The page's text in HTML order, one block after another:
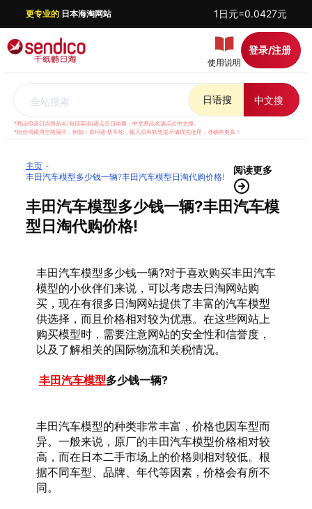
更专业的日本海淘网站 1日元=0.0427元
使用说明
登录/注册
全站搜索 日语搜 中文搜
*商品ID及日语商品名(包括英语)请点击日语搜；中文商品名请点击中文搜。
*组合词请用空格隔开，例如：喜玛诺 纺车轮，输入后有联想提示请优先使用，准确率更高！
主页
丰田汽车模型多少钱一辆?丰田汽车模型日淘代购价格!
阅读更多
丰田汽车模型多少钱一辆?丰田汽车模
型日淘代购价格!
丰田汽车模型多少钱一辆?对于喜欢购买丰田汽车
模型的小伙伴们来说，可以考虑去日淘网站购
买，现在有很多日淘网站提供了丰富的汽车模型
供选择，而且价格相对较为优惠。在这些网站上
购买模型时，需要注意网站的安全性和信誉度，
以及了解相关的国际物流和关税情况。
丰田汽车模型多少钱一辆?
丰田汽车模型的种类非常丰富，价格也因车型而
异。一般来说，原厂的丰田汽车模型价格相对较
高，而在日本二手市场上的价格则相对较低。根
据不同车型、品牌、年代等因素，价格会有所不
同。